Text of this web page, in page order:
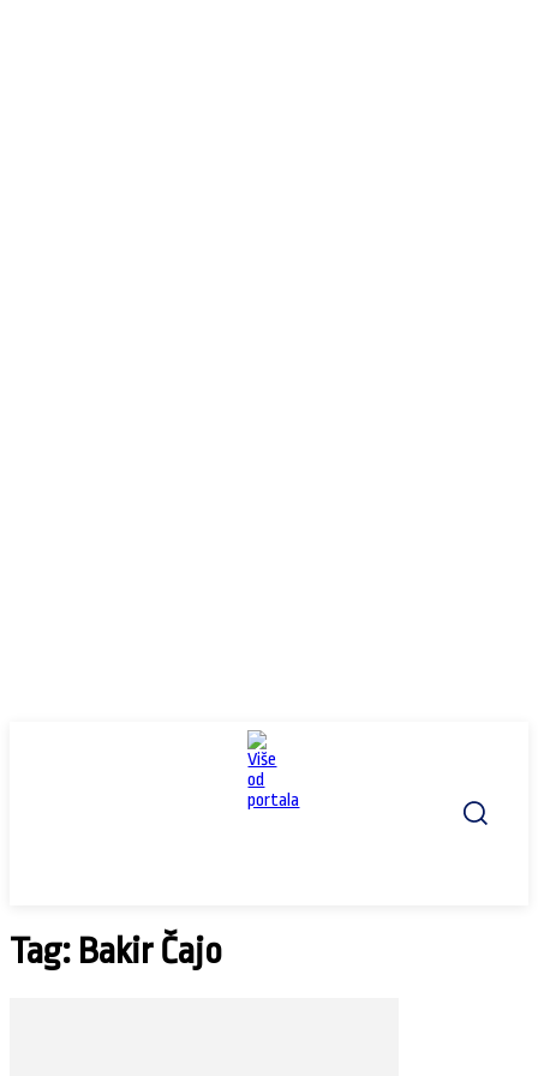
Tag: Bakir Čajo